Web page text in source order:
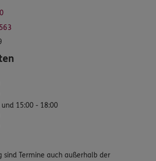
15:00 - 18:00
sind Termine auch außerhalb der